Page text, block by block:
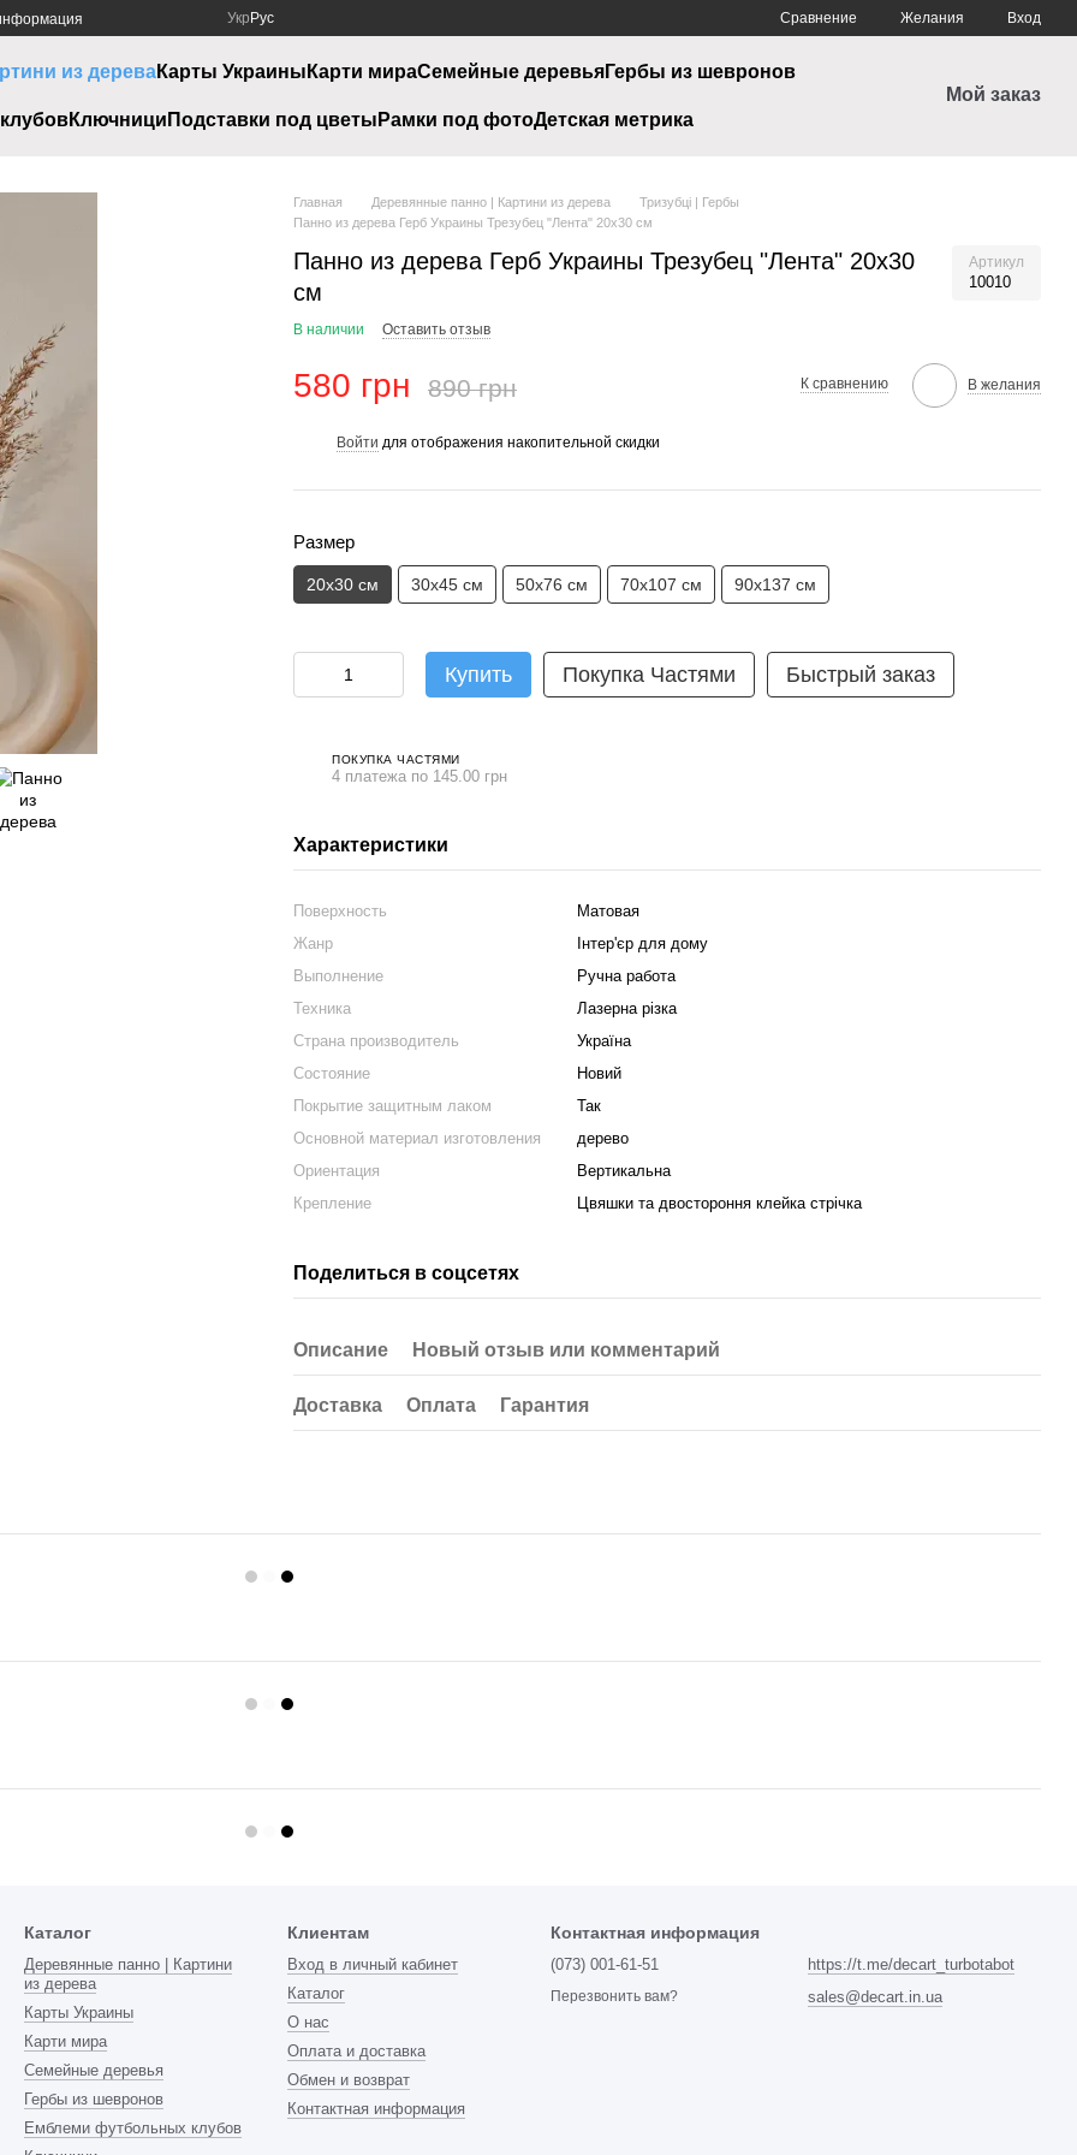
Укр Рус Сравнение Желания Вход
из дереваКарты Украины Карти мираСемейные деревьяГербы из шевронов
Ключници Подставки под цветы Рамки под фотоДетская метрика
Мой заказ
Главная Деревянные панно | Картини из дерева
Тризубці | Гербы
Панно из дерева Герб Украины Трезубец "Лента" 20х30 см
Панно из дерева Герб Украины Трезубец "Лента" 20х30
см
Артикул
10010
В наличии Оставить отзыв
580 грн 890 грн К сравнению В желания
Войти для отображения накопительной скидки
Размер
20х30 см 30х45 см 50х76 см 70х107 см 90х137 см
Купить Покупка Частями Быстрый заказ
ПОКУПКА ЧАСТЯМИ
4 платежа по 145.00 грн
Характеристики
Поверхность
Матовая
Жанр
Інтер'єр для дому
Выполнение
Ручна работа
Техника
Лазерна різка
Страна производитель
Україна
Состояние
Новий
Покрытие защитным лаком
Так
Основной материал изготовления
дерево
Ориентация
Вертикальна
Крепление
Цвяшки та двостороння клейка стрічка
Поделиться в соцсетях
Описание Новый отзыв или комментарий
Доставка Оплата Гарантия
Каталог
Деревянные панно | Картини
из дерева
Карты Украины
Карти мира
Семейные деревья
Гербы из шевронов
Емблеми футбольных клубов
Клиентам
Вход в личный кабинет
Каталог
О нас
Оплата и доставка
Обмен и возврат
Контактная информация
Контактная информация
(073) 001-61-51
Перезвонить вам?
https://t.me/decart_turbotabot
sales@decart.in.ua